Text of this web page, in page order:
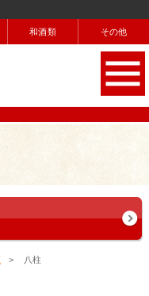
和酒類 その他
八柱